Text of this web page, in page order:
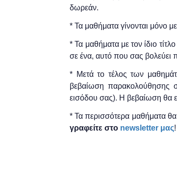
δωρεάν.
* Τα μαθήματα γίνονται μόνο
* Τα μαθήματα με τον ίδιο
σε ένα, αυτό που σας βολεύει
* Μετά το τέλος των
βεβαίωση παρακολούθησης
εισόδου σας). Η βεβαίωση θα
* Τα περισσότερα μαθήματα
γραφείτε στο newsletter μας!